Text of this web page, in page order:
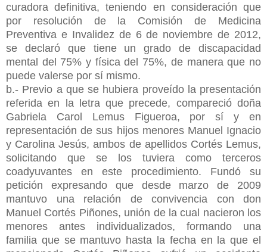
curadora definitiva, teniendo en consideración que
por resolución de la Comisión de Medicina
Preventiva e Invalidez de 6 de noviembre de 2012,
se declaró que tiene un grado de discapacidad
mental del 75% y física del 75%, de manera que no
puede valerse por sí mismo.
b.- Previo a que se hubiera proveído la presentación
referida en la letra que precede, compareció doña
Gabriela Carol Lemus Figueroa, por sí y en
representación de sus hijos menores Manuel Ignacio
y Carolina Jesús, ambos de apellidos Cortés Lemus,
solicitando que se los tuviera como terceros
coadyuvantes en este procedimiento. Fundó su
petición expresando que desde marzo de 2009
mantuvo una relación de convivencia con don
Manuel Cortés Piñones, unión de la cual nacieron los
menores antes individualizados, formando una
familia que se mantuvo hasta la fecha en la que el